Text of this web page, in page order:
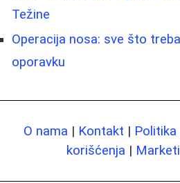
Težine
Operacija nosa: sve što
oporavku
O nama | Kontakt |
korišćenja |